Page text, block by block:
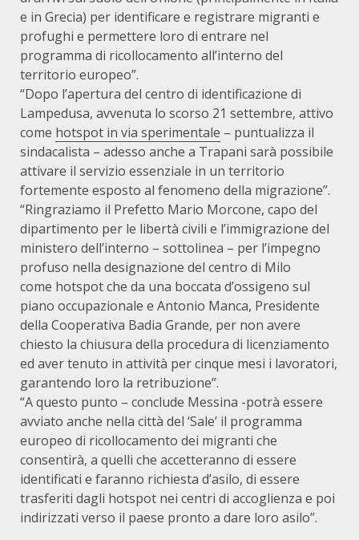
e in Grecia) per identificare e registrare migranti e
profughi e permettere loro di entrare nel
programma di ricollocamento all’interno del
territorio europeo”.
“Dopo l’apertura del centro di identificazione di
Lampedusa, avvenuta lo scorso 21 settembre, attivo
come hotspot in via sperimentale – puntualizza il
sindacalista – adesso anche a Trapani sarà possibile
attivare il servizio essenziale in un territorio
fortemente esposto al fenomeno della migrazione”.
“Ringraziamo il Prefetto Mario Morcone, capo del
dipartimento per le libertà civili e l’immigrazione del
ministero dell’interno – sottolinea – per l’impegno
profuso nella designazione del centro di Milo
come hotspot che da una boccata d’ossigeno sul
piano occupazionale e Antonio Manca, Presidente
della Cooperativa Badia Grande, per non avere
chiesto la chiusura della procedura di licenziamento
ed aver tenuto in attività per cinque mesi i lavoratori,
garantendo loro la retribuzione”.
“A questo punto – conclude Messina -potrà essere
avviato anche nella città del ‘Sale’ il programma
europeo di ricollocamento dei migranti che
consentirà, a quelli che accetteranno di essere
identificati e faranno richiesta d’asilo, di essere
trasferiti dagli hotspot nei centri di accoglienza e poi
indirizzati verso il paese pronto a dare loro asilo”.